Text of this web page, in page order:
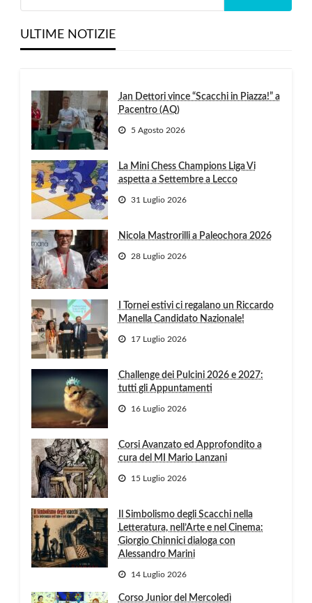
ULTIME NOTIZIE
Jan Dettori vince “Scacchi in Piazza!” a
Pacentro (AQ)
5 Agosto 2026
La Mini Chess Champions Liga Vi
aspetta a Settembre a Lecco
31 Luglio 2026
Nicola Mastrorilli a Paleochora 2026
28 Luglio 2026
I Tornei estivi ci regalano un Riccardo
Manella Candidato Nazionale!
17 Luglio 2026
Challenge dei Pulcini 2026 e 2027:
tutti gli Appuntamenti
16 Luglio 2026
Corsi Avanzato ed Approfondito a
cura del MI Mario Lanzani
15 Luglio 2026
Il Simbolismo degli Scacchi nella
Letteratura, nell’Arte e nel Cinema:
Giorgio Chinnici dialoga con
Alessandro Marini
14 Luglio 2026
Corso Junior del Mercoledì